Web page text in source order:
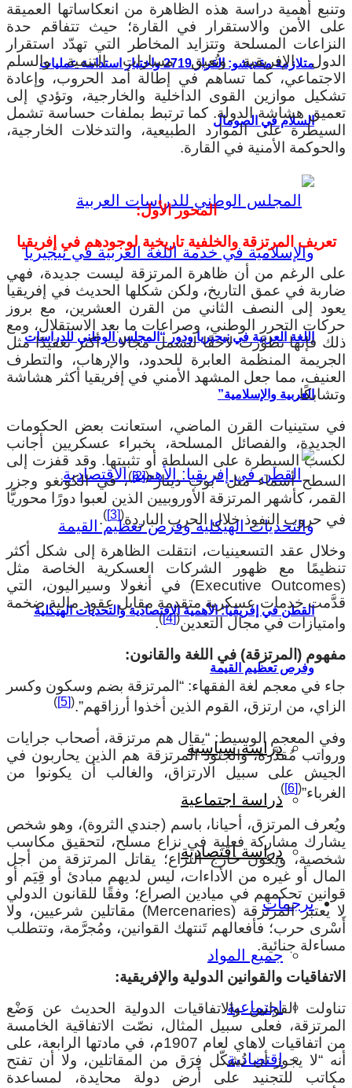
متلازمة مقديشو: القرار 2719 واختبار استدامة عمليات
السلام في الصومال
اللغة العربية في نيجيريا ودور “المجلس الوطني للدراسات
العربية والإسلامية”
القطن في إفريقيا: الأهمية الاقتصادية والتحديات الهيكلية
وفرص تعظيم القيمة
دراسة سياسية
دراسة اجتماعية
دراسة اقتصادية
ترجمات
جميع المواد
اجتماعية
اقتصادية
أهمية دراسة هذه الظاهرة من انعكاساتها العميقة
الأمن والاستقرار في القارة؛ حيث تتفاقم حدة
المسلحة وتتزايد المخاطر التي تهدّد استقرار
الإفريقية وتُعيق مسارات التنمية والسلم
كما تساهم في إطالة أمد الحروب، وإعادة
موازين القوى الداخلية والخارجية، وتؤدي إلى
هشاشة الدولة. كما ترتبط بملفات حساسة تشمل
على الموارد الطبيعية، والتدخلات الخارجية،
الأمنية في القارة.
المحور الأول:
تعريف المرتزقة والخلفية تاريخية لوجودهم في إفريقيا
الرغم من أن ظاهرة المرتزقة ليست جديدة، فهي
في عمق التاريخ، ولكن شكلها الحديث في إفريقيا
إلى النصف الثاني من القرن العشرين، مع بروز
التحرر الوطني، وصراعات ما بعد الاستقلال، ومع
فإنها تطوَّرت لاحقًا لتشمل مجالات أكثر تعقيدًا مثل
المنظمة العابرة للحدود، والإرهاب، والتطرف
مما جعل المشهد الأمني في إفريقيا أكثر هشاشة
ستينيات القرن الماضي، استعانت بعض الحكومات
والفصائل المسلحة، بخبراء عسكريين أجانب
السيطرة على السلطة أو تثبيتها. وقد قفزت إلى
أسماء مثل “بوب دينار”(
[2]
)، في الكونغو وجزر
كأشهر المرتزقة الأوروبيين الذين لعبوا دورًا محوريًّا
حروب النفوذ خلال الحرب الباردة [3]
)
.
عقد التسعينيات، انتقلت الظاهرة إلى شكل أكثر
مع ظهور الشركات العسكرية الخاصة مثل
(Executive Outcomes) في أنغولا وسيراليون، التي
خدمات عسكرية متقدمة مقابل عقود مالية ضخمة
في مجال التعدين(
[4]
)
.
(المرتزقة) في اللغة والقانون:
في معجم لغة الفقهاء: “المرتزقة بضم وسكون وكسر
من ارتزق، القوم الذين أخذوا أرزاقهم”.(
[5]
)
المعجم الوسيط: “يقال هم مرتزقة، أصحاب جرايات
مُقدَّرة، والجنود المرتزقة هم الذين يحاربون في
على سبيل الارتزاق، والغالب أن يكونوا من
(
[6]
)
.
المرتزق، أحيانا، باسم (جندي الثروة)، وهو شخص
مشاركة فعلية في نزاع مسلح، لتحقيق مكاسب
ويكون خارج النزاع؛ يقاتل المرتزقة من أجل
أو غيره من الأداءات، ليس لديهم مبادئ أو قِيَم أو
تحكمهم في ميادين الصراع؛ وفقًا للقانون الدولي
لا يعتبر المرتزقة (Mercenaries) مقاتلين شرعيين، ولا
حرب؛ فأفعالهم تَنتهك القوانين، ومُجرَّمة، وتتطلب
جنائية.
والقوانين الدولية والإفريقية:
القوانين والاتفاقيات الدولية الحديث عن وَضْع
فعلى سبيل المثال، نصّت الاتفاقية الخامسة
من اتفاقيات لاهاي لعام 1907م، في مادتها الرابعة، على
“لا يجوز أن تُشكّل فِرَق من المقاتلين، ولا أن تفتح
للتجنيد على أرض دولة محايدة، لمساعدة